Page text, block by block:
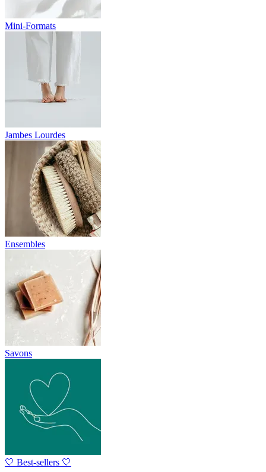
Mini-Formats
Jambes Lourdes
Ensembles
Savons
🤍 Best-sellers 🤍